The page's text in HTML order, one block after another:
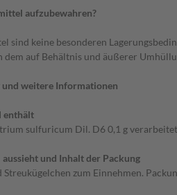
aufzubewahren?
sind keine besonderen
dem auf Behältnis und äußerer
und weitere Informationen
enthält
sulfuricum Dil. D6 0,1 g
und Inhalt der Packung
zum Einnehmen.